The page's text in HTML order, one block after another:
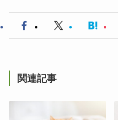
関連記事